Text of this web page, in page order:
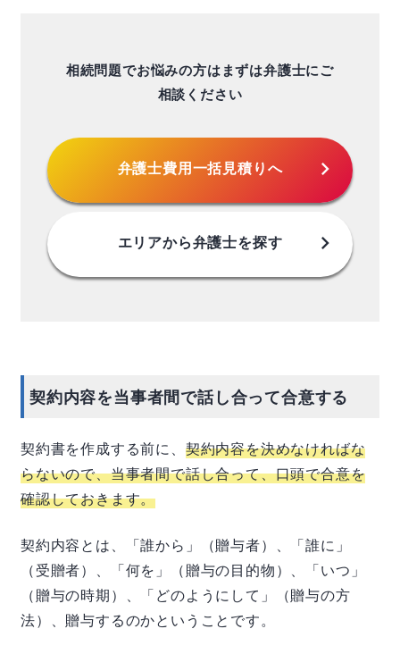
相続問題でお悩みの方はまずは弁護士にご
相談ください
弁護士費用一括見積りへ chevron_right
エリアから弁護士を探す chevron_right
契約内容を当事者間で話し合って合意する
契約書を作成する前に、 契約内容を決めなければな
らないので、当事者間で話し合って、口頭で合意を
確認しておきます。
契約内容とは、「誰から」（贈与者）、「誰に」
（受贈者）、「何を」（贈与の目的物）、「いつ」
（贈与の時期）、「どのようにして」（贈与の方
法）、贈与するのかということです。